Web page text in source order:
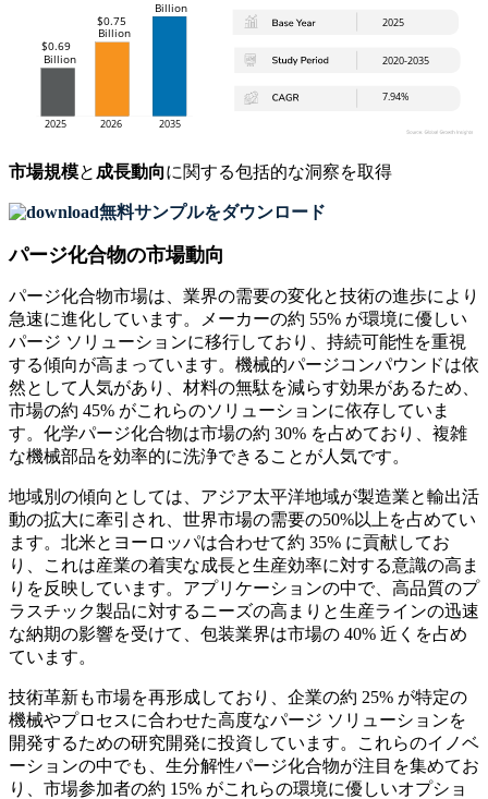
市場規模と成長動向に関する包括的な洞察を取得
無料サンプルをダウンロード
パージ化合物の市場動向
パージ化合物市場は、業界の需要の変化と技術の進歩により
急速に進化しています。メーカーの約 55% が環境に優しい
パージ ソリューションに移行しており、持続可能性を重視
する傾向が高まっています。機械的パージコンパウンドは依
然として人気があり、材料の無駄を減らす効果があるため、
市場の約 45% がこれらのソリューションに依存していま
す。化学パージ化合物は市場の約 30% を占めており、複雑
な機械部品を効率的に洗浄できることが人気です。
地域別の傾向としては、アジア太平洋地域が製造業と輸出活
動の拡大に牽引され、世界市場の需要の50%以上を占めてい
ます。北米とヨーロッパは合わせて約 35% に貢献してお
り、これは産業の着実な成長と生産効率に対する意識の高ま
りを反映しています。アプリケーションの中で、高品質のプ
ラスチック製品に対するニーズの高まりと生産ラインの迅速
な納期の影響を受けて、包装業界は市場の 40% 近くを占め
ています。
技術革新も市場を再形成しており、企業の約 25% が特定の
機械やプロセスに合わせた高度なパージ ソリューションを
開発するための研究開発に投資しています。これらのイノベ
ーションの中でも、生分解性パージ化合物が注目を集めてお
り、市場参加者の約 15% がこれらの環境に優しいオプショ